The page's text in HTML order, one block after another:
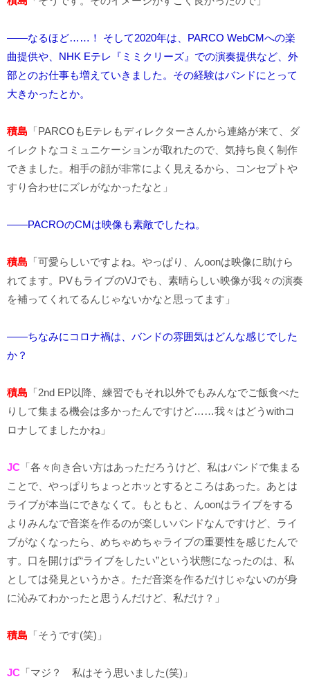
――なるほど……！ そして2020年は、PARCO WebCMへの楽
曲提供や、NHK Eテレ『ミミクリーズ』での演奏提供など、外
部とのお仕事も増えていきました。その経験はバンドにとって
大きかったとか。
積島 「PARCOもEテレもディレクターさんから連絡が来て、ダ
イレクトなコミュニケーションが取れたので、気持ち良く制作
できました。相手の顔が非常によく見えるから、コンセプトや
すり合わせにズレがなかったなと」
――PACROのCMは映像も素敵でしたね。
積島 「可愛らしいですよね。やっぱり、んoonは映像に助けら
れてます。PVもライブのVJでも、素晴らしい映像が我々の演奏
を補ってくれてるんじゃないかなと思ってます」
――ちなみにコロナ禍は、バンドの雰囲気はどんな感じでした
か？
積島 「2nd EP以降、練習でもそれ以外でもみんなでご飯食べた
りして集まる機会は多かったんですけど……我々はどうwithコ
ロナしてましたかね」
JC 「各々向き合い方はあっただろうけど、私はバンドで集まる
ことで、やっぱりちょっとホッとするところはあった。あとは
ライブが本当にできなくて。もともと、んoonはライブをする
よりみんなで音楽を作るのが楽しいバンドなんですけど、ライ
ブがなくなったら、めちゃめちゃライブの重要性を感じたんで
す。口を開けば“ライブをしたい”という状態になったのは、私
としては発見というかさ。ただ音楽を作るだけじゃないのが身
に沁みてわかったと思うんだけど、私だけ？」
積島 「そうです(笑)」
JC 「マジ？ 私はそう思いました(笑)」